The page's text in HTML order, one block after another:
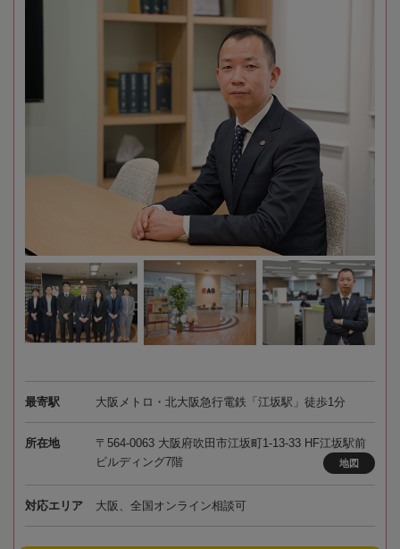
最寄駅 大阪メトロ・北大阪急行電鉄「江坂駅」徒歩1分
所在地
〒564-0063 大阪府吹田市江坂町1-13-33 HF江坂駅前
ビルディング7階
地図
対応エリア 大阪、全国オンライン相談可